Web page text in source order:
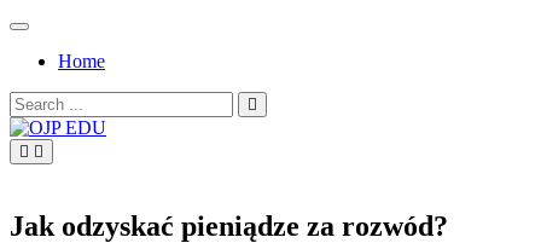
Skip
contentHome
Search
for:
Jak odzyskać pieniądze za rozwód?